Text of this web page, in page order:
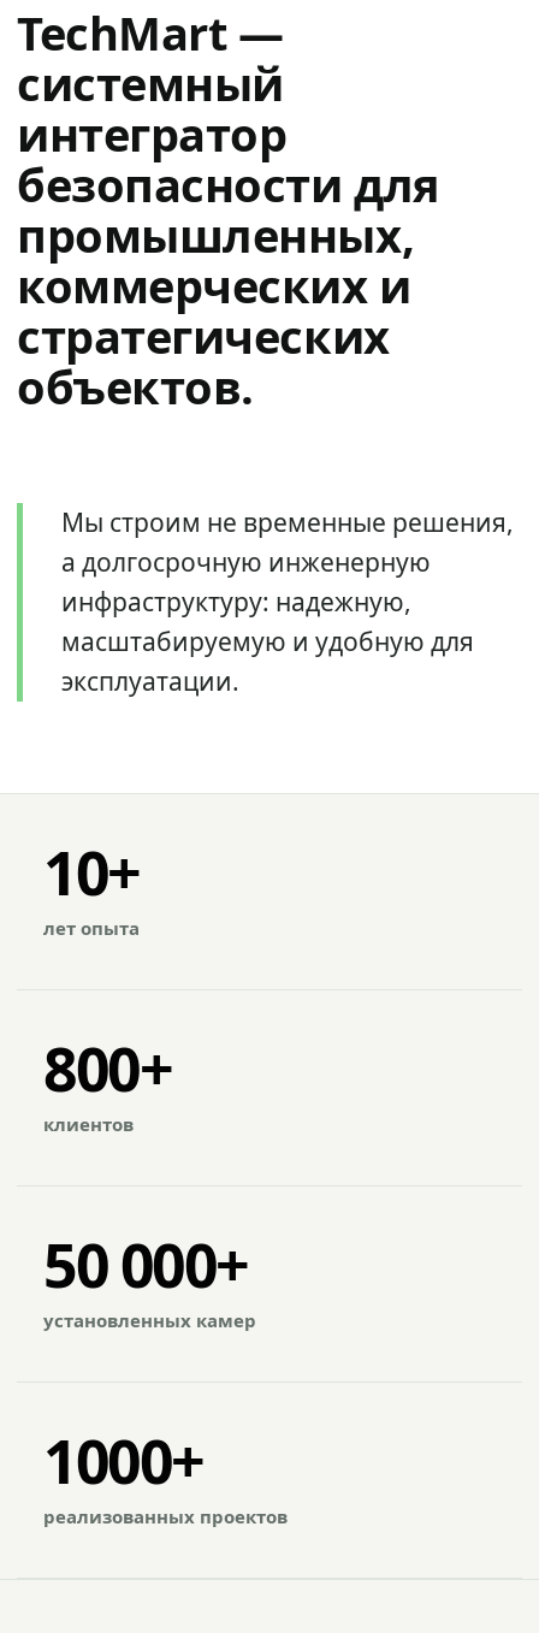
TechMart —
системный
интегратор
безопасности для
промышленных,
коммерческих и
стратегических
объектов.
Мы строим не временные решения,
а долгосрочную инженерную
инфраструктуру: надежную,
масштабируемую и удобную для
эксплуатации.
10+
лет опыта
800+
клиентов
50 000+
установленных камер
1000+
реализованных проектов